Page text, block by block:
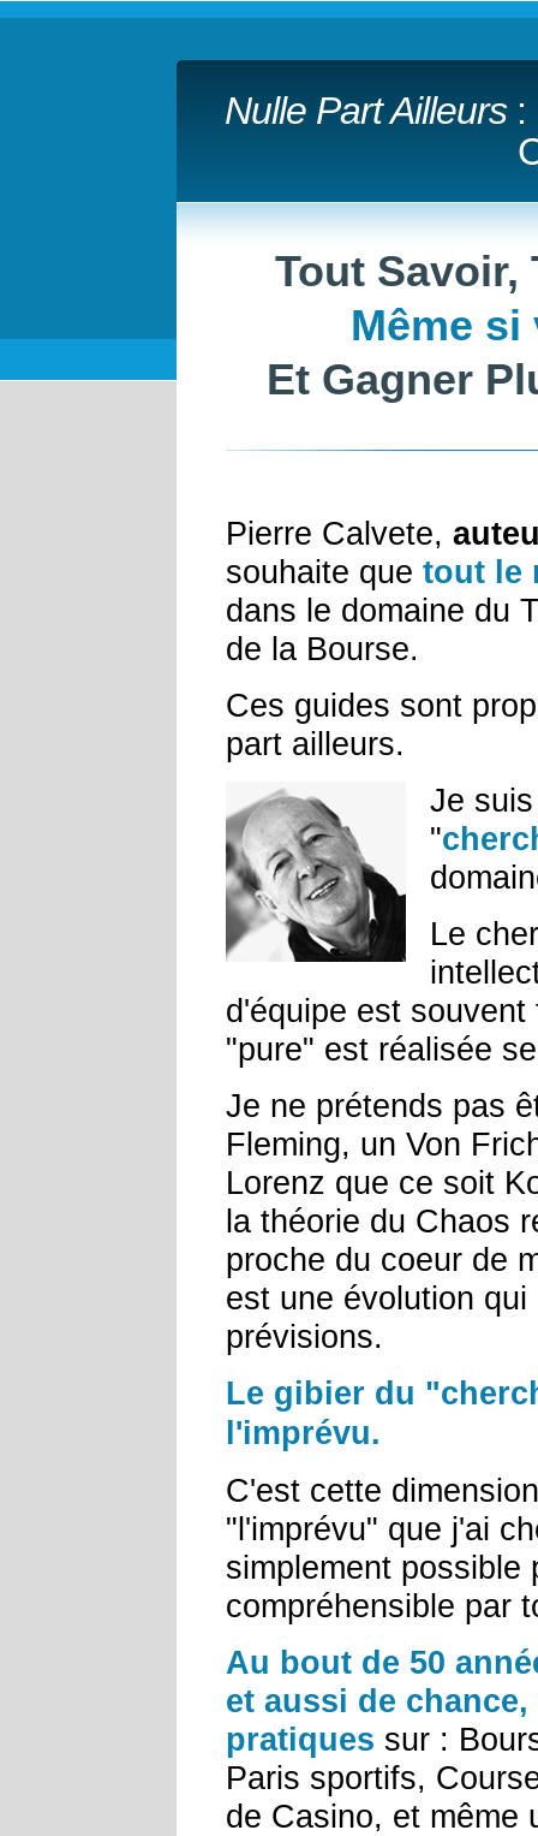
Nulle Part Ailleurs:
Tout Savoir,
Même
Et Gagner
Pierre Calvete,
souhaite quetout le
dans le domaine du
de la Bourse.
Ces guides sont
part ailleurs.
Je
"
Le
d'équipe est
"pure" est réalisée
Je ne prétends pas
Fleming, un Von
Lorenz que ce soit
la théorie du Chaos
proche du coeur de
est une évolution
prévisions.
Le gibier du
l'imprévu.
C'est cette
"l'imprévu" que j'ai
simplement possible
compréhensible par
Au bout de 50
et aussi de
pratiques sur :
Paris sportifs,
de Casino, et même